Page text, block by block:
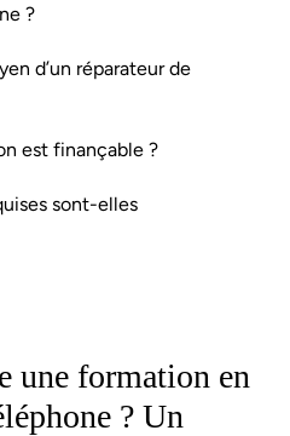
?
d’un réparateur de
est finançable ?
sont-elles
une formation en
? Un